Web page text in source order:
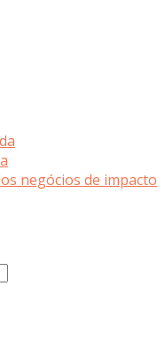
negócios de impacto